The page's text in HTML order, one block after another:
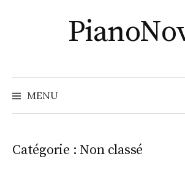
MENU
Catégorie : Non classé